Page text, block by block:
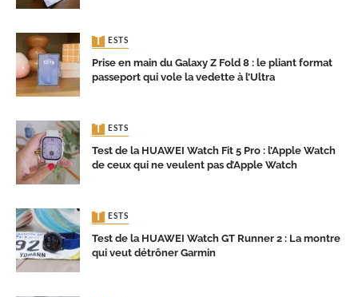
TESTS
Prise en main du Galaxy Z Fold 8 : le pliant format
passeport qui vole la vedette à l’Ultra
TESTS
Test de la HUAWEI Watch Fit 5 Pro : l’Apple Watch
de ceux qui ne veulent pas d’Apple Watch
TESTS
Test de la HUAWEI Watch GT Runner 2 : La montre
qui veut détrôner Garmin